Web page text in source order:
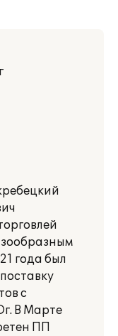
года был
с
В Марте
ПП